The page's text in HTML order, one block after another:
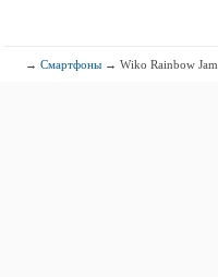
→Смартфоны → Wiko Rainbow Jam